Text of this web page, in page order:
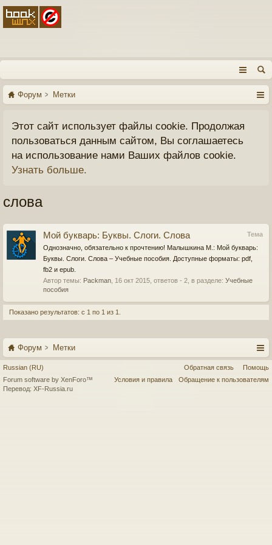
Форум Метки
Этот сайт использует файлы cookie. Продолжая
пользоваться данным сайтом, Вы соглашаетесь
на использование нами Ваших файлов cookie.
Узнать больше.
слова
Тема
Мой букварь: Буквы. Слоги. Слова
Однозначно, обязательно к прочтению! Малышкина М.: Мой букварь:
Буквы. Слоги. Слова – Учебные пособия. Доступные форматы: pdf,
fb2 и epub.
Автор темы: Packman 16 окт 2015 , ответов - 2, в разделе: Учебные
пособия
Показано результатов: с 1 по 1 из 1.
Форум Метки
Russian (RU) Обратная связь
Помощь
Условия и правила
Обращение к пользователям
Forum software by XenForo™
Перевод: XF-Russia.ru